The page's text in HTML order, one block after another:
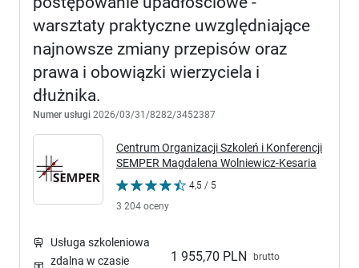
warsztaty praktyczne uwzględniające
najnowsze zmiany przepisów oraz
prawa i obowiązki wierzyciela i
dłużnika.
Numer usługi 2026/03/31/8282/3452387
Centrum Organizacji Szkoleń i Konferencji
SEMPER Magdalena Wolniewicz-Kesaria
4,5 / 5
3 204 oceny
1 955,70 PLN brutto
Usługa szkoleniowa
zdalna w czasie